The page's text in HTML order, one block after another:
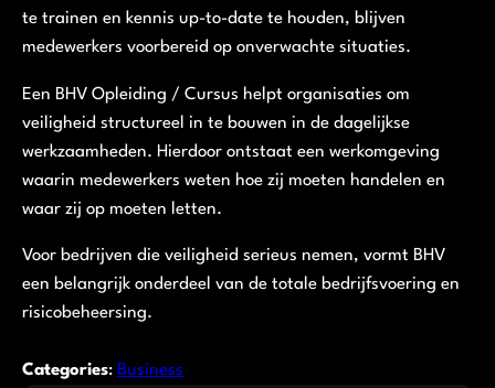
te trainen en kennis up-to-date te houden, blijven
medewerkers voorbereid op onverwachte situaties.
Een BHV Opleiding / Cursus helpt organisaties om
veiligheid structureel in te bouwen in de dagelijkse
werkzaamheden. Hierdoor ontstaat een werkomgeving
waarin medewerkers weten hoe zij moeten handelen en
waar zij op moeten letten.
Voor bedrijven die veiligheid serieus nemen, vormt BHV
een belangrijk onderdeel van de totale bedrijfsvoering en
risicobeheersing.
Categories: Business